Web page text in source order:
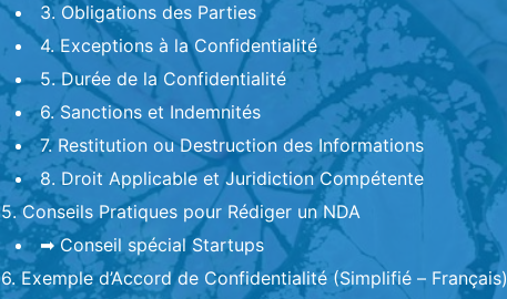
3. Obligations des Parties
4. Exceptions à la Confidentialité
5. Durée de la Confidentialité
6. Sanctions et Indemnités
7. Restitution ou Destruction des Informations
8. Droit Applicable et Juridiction Compétente
5. Conseils Pratiques pour Rédiger un NDA
➡ Conseil spécial Startups
6. Exemple d’Accord de Confidentialité (Simplifié – Français)